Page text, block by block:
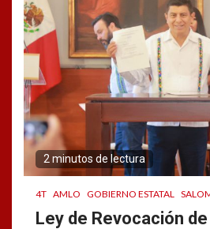
2 minutos de lectura
4T AMLO GOBIERNO ESTATAL
Ley de Revocación